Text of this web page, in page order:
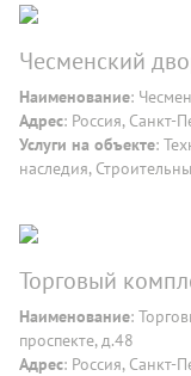
Чесменский
Наименование:
Адрес: Россия, Санкт-
Услуги на объекте:
наследия,
Торговый
Наименование:
проспекте, д.48
Адрес: Россия, Санкт-